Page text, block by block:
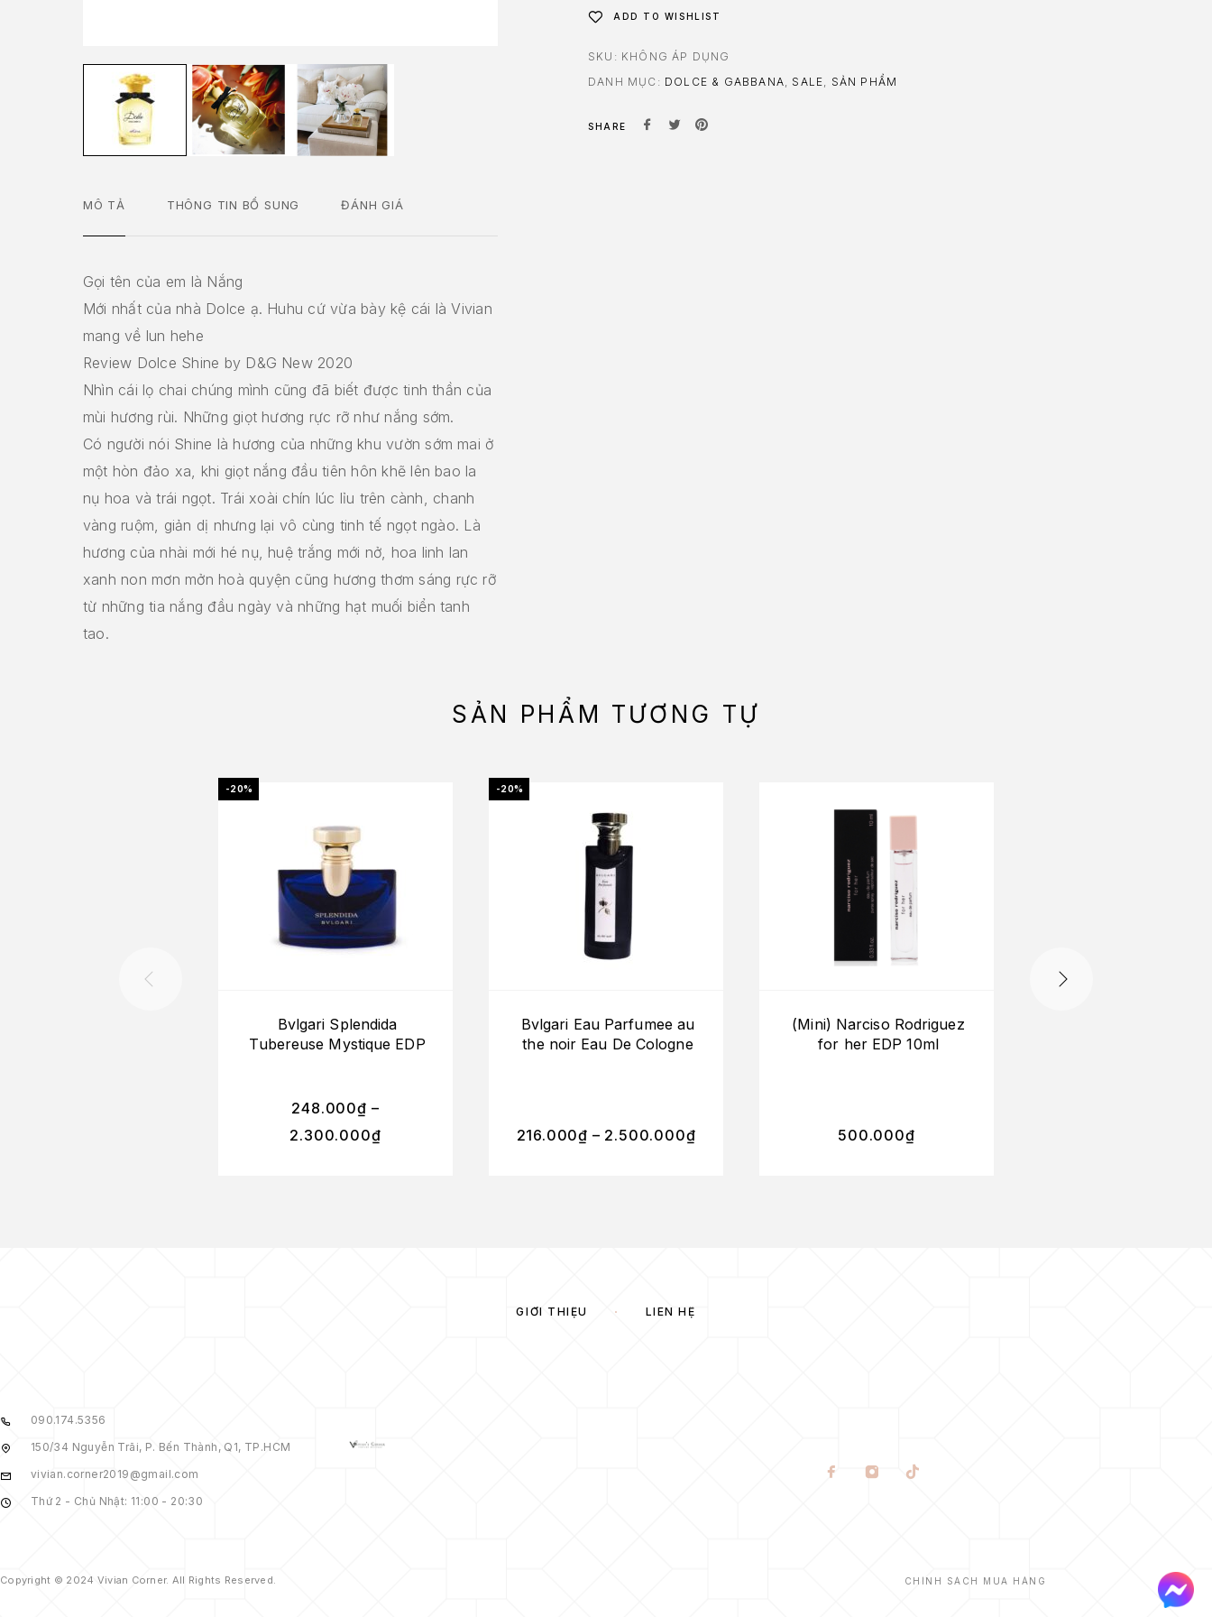
MÔ TẢ THÔNG TIN BỔ SUNG ĐÁNH GIÁ
Gọi tên của em là Nắng
Mới nhất của nhà Dolce ạ. Huhu cứ vừa bày kệ cái là Vivian
mang về lun hehe
Review Dolce Shine by D&G New 2020
Nhìn cái lọ chai chúng mình cũng đã biết được tinh thần của
mùi hương rùi. Những giọt hương rực rỡ như nắng sớm.
Có người nói Shine là hương của những khu vườn sớm mai ở
một hòn đảo xa, khi giọt nắng đầu tiên hôn khẽ lên bao la
nụ hoa và trái ngọt. Trái xoài chín lúc lỉu trên cành, chanh
vàng ruộm, giản dị nhưng lại vô cùng tinh tế ngọt ngào. Là
hương của nhài mới hé nụ, huệ trắng mới nở, hoa linh lan
xanh non mơn mởn hoà quyện cũng hương thơm sáng rực rỡ
từ những tia nắng đầu ngày và những hạt muối biển tanh
tao.
ADD TO WISHLIST
SKU: KHÔNG ÁP DỤNG
DANH MỤC: DOLCE & GABBANA SALE SẢN PHẨM
SHARE
SẢN PHẨM TƯƠNG TỰ
-20%
Bvlgari Splendida
Tubereuse Mystique EDP
248.000₫ –
2.300.000₫
-20%
Bvlgari Eau Parfumee au
the noir Eau De Cologne
216.000₫ – 2.500.000₫
(Mini) Narciso Rodriguez
for her EDP 10ml
500.000₫
GIỚI THIỆU LIÊN HỆ
090.174.5356
150/34 Nguyễn Trãi, P. Bến Thành, Q1, TP.HCM
vivian.corner2019@gmail.com
Thứ 2 - Chủ Nhật: 11:00 - 20:30
Copyright © 2024 Vivian Corner. All Rights Reserved. CHÍNH SÁCH MUA HÀNG